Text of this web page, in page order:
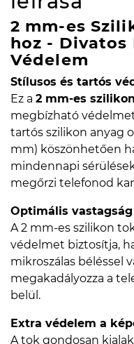
2 mm-es
hoz - Divatos
Védelem
Stílusos és tartós
Ez a 2 mm-es
megbízható
tartós szilikon anyag
mm) köszönhetően
mindennapi
megőrzi telefonod
Optimális
A 2 mm-es szilikon
védelmet biztosítja,
mikroszálas béléssel
megakadályozza a
belül.
Extra védelem a
A tok gondosan